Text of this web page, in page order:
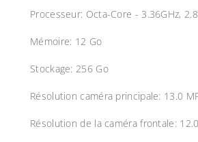
Processeur: Octa-Core - 3.36GHz,
Mémoire: 12 Go
Stockage: 256 Go
Résolution caméra principale: 13.0
Résolution de la caméra frontale: